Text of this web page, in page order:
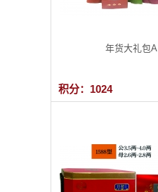
年货大礼包A
积分：1024